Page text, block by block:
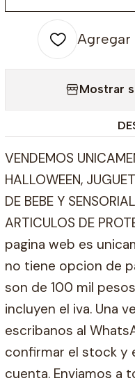
Mostrar
VENDEMOS
HALLOWEEN,
DE BEBE Y
ARTICULOS DE
pagina web es
no tiene opcion de
son de 100 mil
incluyen el iva. Una
escribanos al
confirmar el stock y
cuenta. Enviamos a